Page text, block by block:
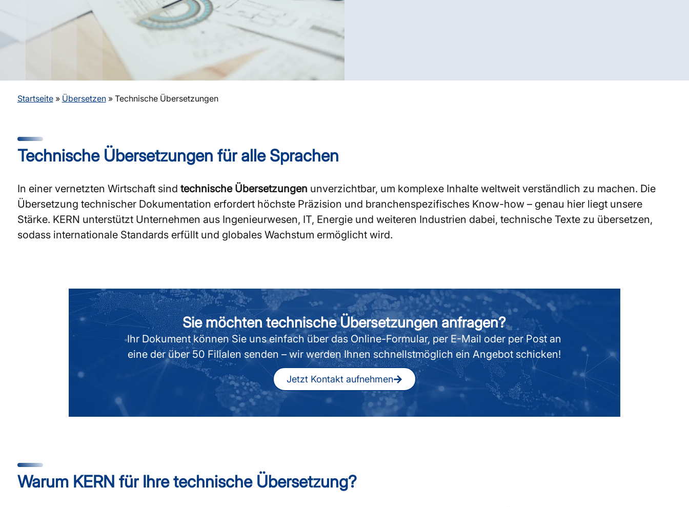
Startseite» Übersetzen» Technische Übersetzungen
Technische Übersetzungen für alle Sprachen
In einer vernetzten Wirtschaft sind technische Übersetzungen unverzichtbar, um komplexe Inhalte weltweit verständlich zu machen. Die
Übersetzung technischer Dokumentation erfordert höchste Präzision und branchenspezifisches Know-how – genau hier liegt unsere
Stärke. KERN unterstützt Unternehmen aus Ingenieurwesen, IT, Energie und weiteren Industrien dabei, technische Texte zu übersetzen,
sodass internationale Standards erfüllt und globales Wachstum ermöglicht wird.
Sie möchten technische Übersetzungen anfragen?
Ihr Dokument können Sie uns einfach über das Online-Formular, per E-Mail oder per Post an
eine der über 50 Filialen senden – wir werden Ihnen schnellstmöglich ein Angebot schicken!
Jetzt Kontakt aufnehmen
Warum KERN für Ihre technische Übersetzung?